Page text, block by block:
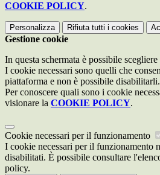
COOKIE POLICY.
Personalizza Rifiuta tutti i cookies
Gestione cookie
In questa schermata è possibile
I cookie necessari sono quelli che
piattaforma e non è possibile disabilitarli.
Per conoscere quali sono i cookie
visionare la COOKIE POLICY.
Cookie necessari per il funzionamento
I cookie necessari per il funzionamento
disabilitati. È possibile consultare
policy.